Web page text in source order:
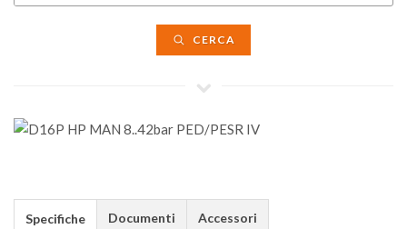
CERCA
Specifiche Documenti Accessori